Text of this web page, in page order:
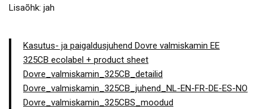
Lisaõhk: jah
Kasutus- ja paigaldusjuhend Dovre valmiskamin EE
325CB ecolabel + product sheet
Dovre_valmiskamin_325CB_detailid
Dovre_valmiskamin_325CB_juhend_NL-EN-FR-DE-ES-NO
Dovre_valmiskamin_325CBS_moodud